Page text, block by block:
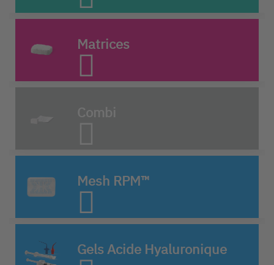
Matrices
Combi
Mesh RPM™
Gels Acide Hyaluronique